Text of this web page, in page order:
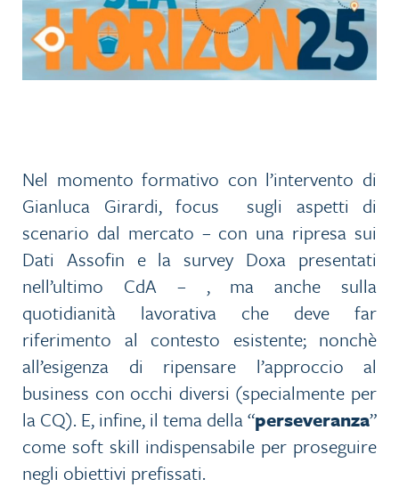
Nel momento formativo con l’intervento di
Gianluca Girardi, focus sugli aspetti di
scenario dal mercato – con una ripresa sui
Dati Assofin e la survey Doxa presentati
nell’ultimo CdA – , ma anche sulla
quotidianità lavorativa che deve far
riferimento al contesto esistente; nonchè
all’esigenza di ripensare l’approccio al
business con occhi diversi (specialmente per
la CQ). E, infine, il tema della “perseveranza”
come soft skill indispensabile per proseguire
negli obiettivi prefissati.